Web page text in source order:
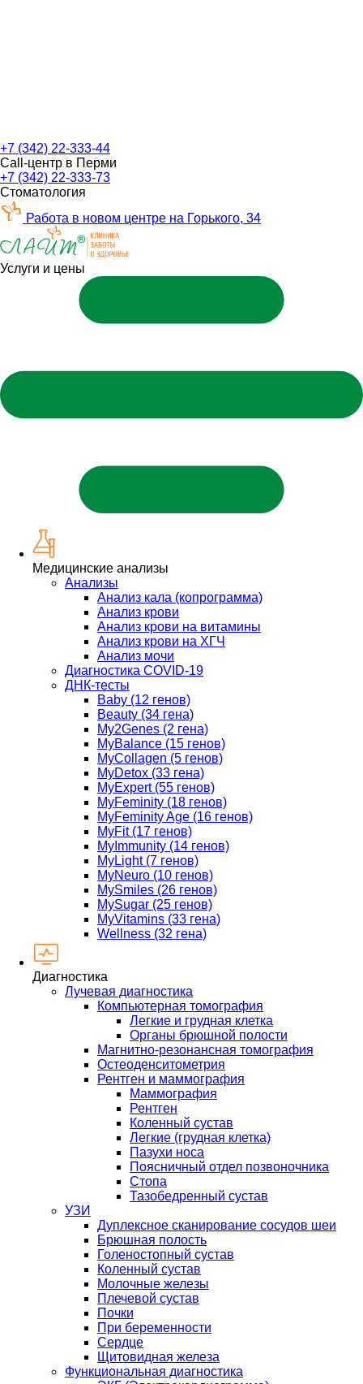
+7 (342) 22-333-44
Call-центр в Перми
+7 (342) 22-333-73
Стоматология
Работа в новом центре на Горького, 34
Услуги и цены
Медицинские анализы
Анализы
Анализ кала (копрограмма)
Анализ крови
Анализ крови на витамины
Анализ крови на ХГЧ
Анализ мочи
Диагностика COVID-19
ДНК-тесты
Baby (12 генов)
Beauty (34 гена)
My2Genes (2 гена)
MyBalance (15 генов)
MyCollagen (5 генов)
MyDetox (33 гена)
MyExpert (55 генов)
MyFeminity (18 генов)
MyFeminity Age (16 генов)
MyFit (17 генов)
MyImmunity (14 генов)
MyLight (7 генов)
MyNeuro (10 генов)
MySmiles (26 генов)
MySugar (25 генов)
MyVitamins (33 гена)
Wellness (32 гена)
Диагностика
Лучевая диагностика
Компьютерная томография
Легкие и грудная клетка
Органы брюшной полости
Магнитно-резонансная томография
Остеоденситометрия
Рентген и маммография
Маммография
Рентген
Коленный сустав
Легкие (грудная клетка)
Пазухи носа
Поясничный отдел позвоночника
Стопа
Тазобедренный сустав
УЗИ
Дуплексное сканирование сосудов шеи
Брюшная полость
Голеностопный сустав
Коленный сустав
Молочные железы
Плечевой сустав
Почки
При беременности
Сердце
Щитовидная железа
Функциональная диагностика